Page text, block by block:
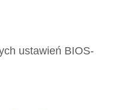
ustawień BIOS-